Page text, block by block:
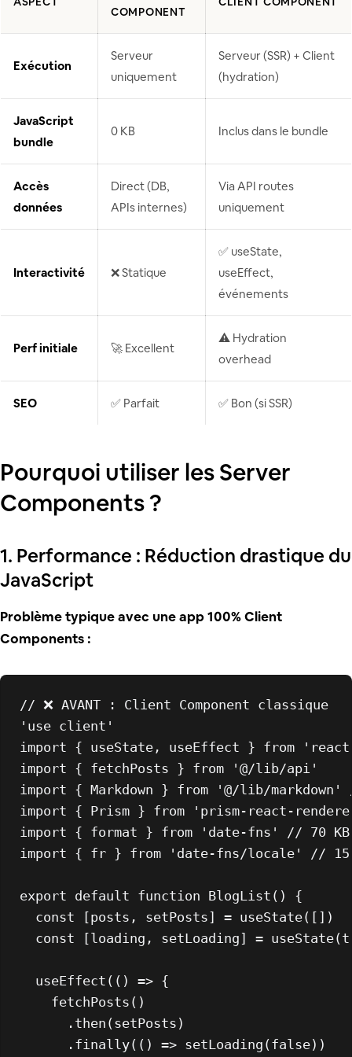
COMPONENT
Exécution
Serveur
uniquement
Serveur (SSR) + Client
(hydration)
JavaScript
bundle
0 KB Inclus dans le bundle
Accès
données
Direct (DB,
APIs internes)
Via API routes
uniquement
Interactivité ❌ Statique
✅ useState,
useEffect,
événements
Perf initiale 🚀 Excellent
⚠️ Hydration
overhead
SEO ✅ Parfait ✅ Bon (si SSR)
Pourquoi utiliser les Server
Components ?
1. Performance : Réduction drastique du
JavaScript
Problème typique avec une app 100% Client
Components :
// ❌ AVANT : Client Component classique
'use client'
import { useState, useEffect } from
import { fetchPosts } from
'@/lib/api'
import { Markdown } from '@/lib/markdown'
import { Prism } from
'prism-react-
import { format } from 'date-fns'
// 70 KB
import { fr } from 'date-fns/locale' // 15
export default function BlogList ( ) {
const [posts, setPosts] = useState([])
const [loading, setLoading] = useState(
useEffect ( () => {
fetchPosts ()
      .
then (setPosts)
      .
finally( () => setLoading (false))